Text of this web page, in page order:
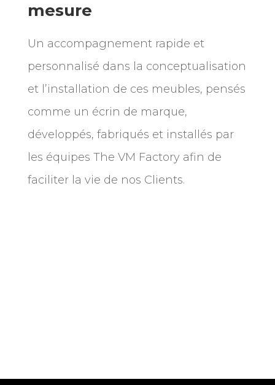
mesure
Un accompagnement rapide et
personnalisé dans la conceptualisation
et l’installation de ces meubles, pensés
comme un écrin de marque,
développés, fabriqués et installés par
les équipes The VM Factory afin de
faciliter la vie de nos Clients.